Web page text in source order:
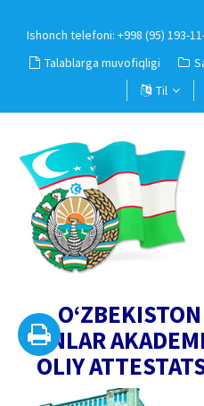
Ishonch telefoni: +998 (95) 193-
Talablarga muvofiqligi
Til
FANLAR
OLIY